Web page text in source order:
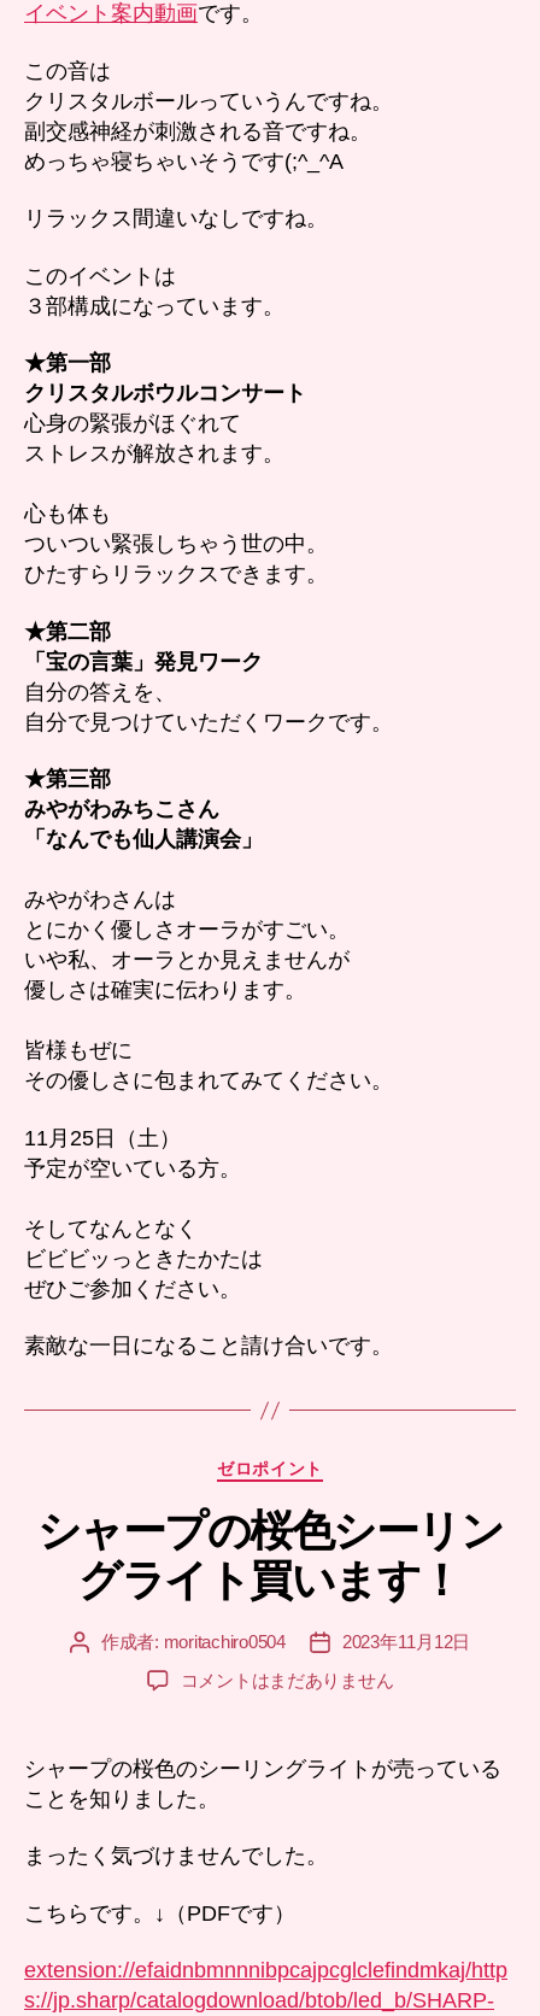
イベント案内動画です。
この音は
クリスタルボールっていうんですね。
副交感神経が刺激される音ですね。
めっちゃ寝ちゃいそうです(;^_^A
リラックス間違いなしですね。
このイベントは
３部構成になっています。
★第一部
クリスタルボウルコンサート
心身の緊張がほぐれて
ストレスが解放されます。
心も体も
ついつい緊張しちゃう世の中。
ひたすらリラックスできます。
★第二部
「宝の言葉」発見ワーク
自分の答えを、
自分で見つけていただくワークです。
★第三部
みやがわみちこさん
「なんでも仙人講演会」
みやがわさんは
とにかく優しさオーラがすごい。
いや私、オーラとか見えませんが
優しさは確実に伝わります。
皆様もぜに
その優しさに包まれてみてください。
11月25日（土）
予定が空いている方。
そしてなんとなく
ビビビッっときたかたは
ぜひご参加ください。
素敵な一日になること請け合いです。
カ
ゴ
リ
ー
ゼロポイント
シャープの桜色シーリン
グライト買います！
投 作成者: moritachiro0504
投
稿
日
2023年11月12日
シ
プ
の
桜
シ
リ
グ
ラ
コメントはまだありません
シャープの桜色のシーリングライトが売っている
ことを知りました。
まったく気づけませんでした。
こちらです。↓（PDFです）
extension://efaidnbmnnnibpcajpcglclefindmkaj/http
s://jp.sharp/catalogdownload/btob/led_b/SHARP-